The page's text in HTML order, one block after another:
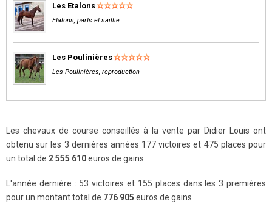
Les Etalons
Etalons, parts et saillie
Les Poulinières
Les Poulinières, reproduction
Les chevaux de course conseillés à la vente par Didier Louis ont
obtenu sur les 3 dernières années 177 victoires et 475 places pour
un total de 2 555 610euros de gains
L'année dernière : 53 victoires et 155 places dans les 3 premières
pour un montant total de 776 905 euros de gains